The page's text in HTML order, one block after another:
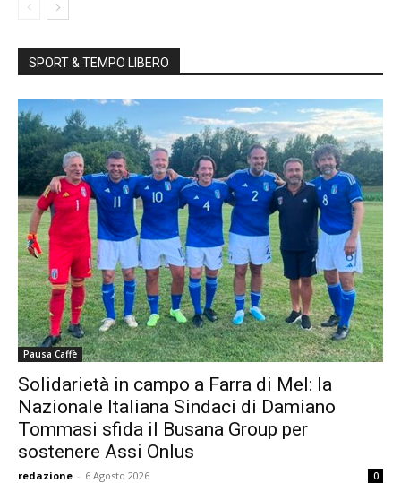
SPORT & TEMPO LIBERO
Pausa Caffè
Solidarietà in campo a Farra di Mel: la
Nazionale Italiana Sindaci di Damiano
Tommasi sfida il Busana Group per
sostenere Assi Onlus
redazione - 6 Agosto 2026 0